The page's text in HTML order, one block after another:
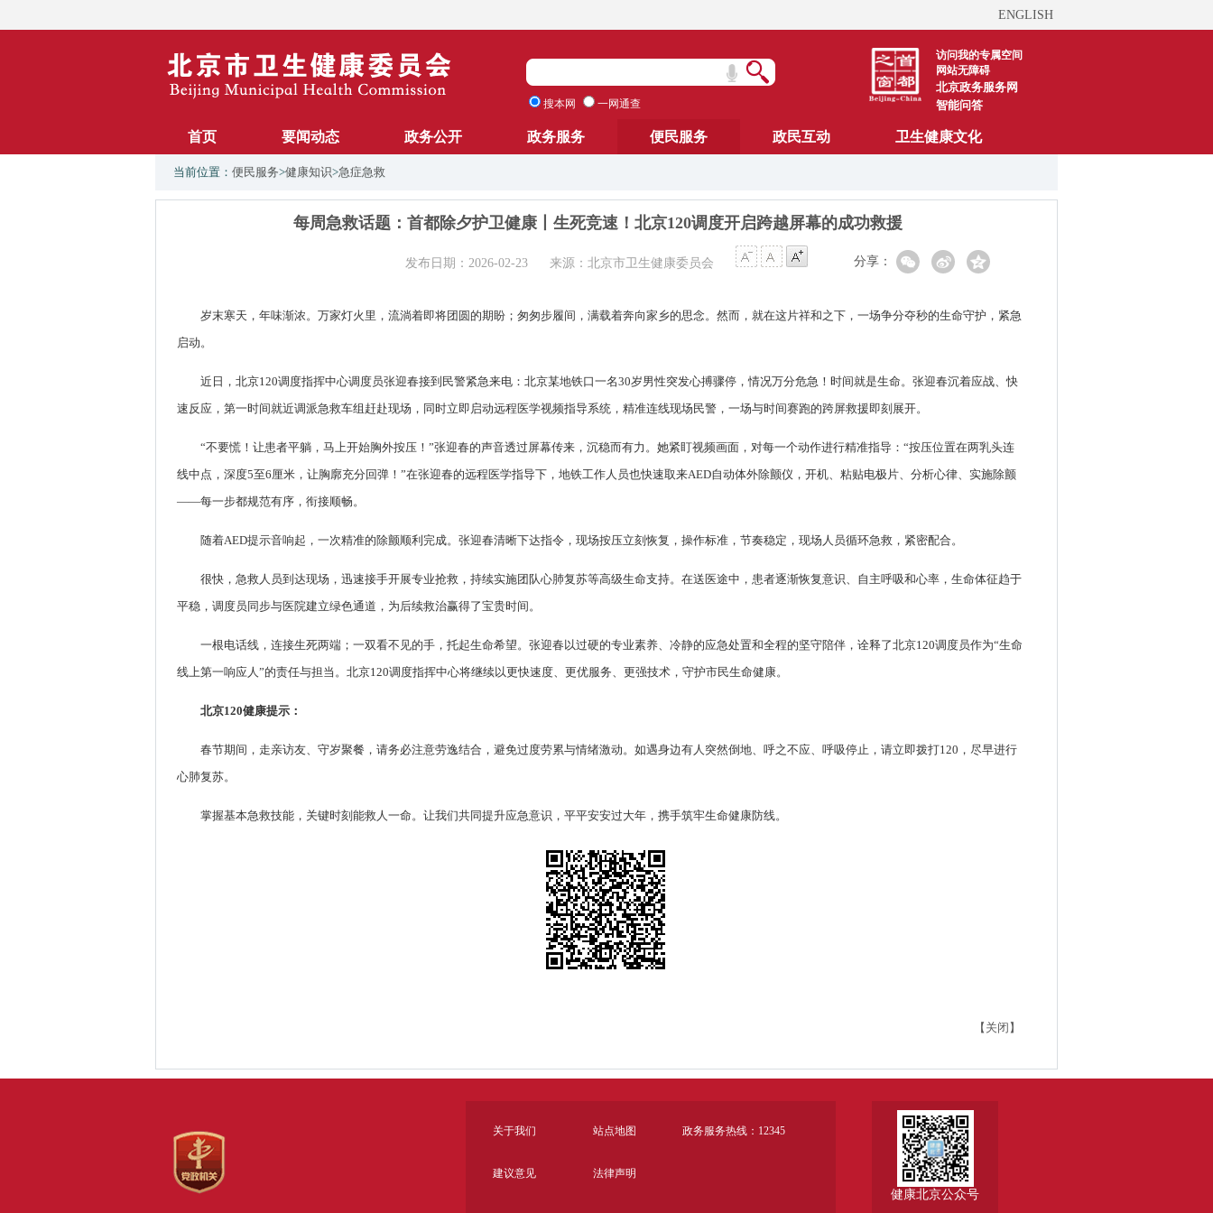
ENGLISH
访问我的专属空间
网站无障碍
北京政务服务网
智能问答
搜本网 一网通查
首页 要闻动态 政务公开 政务服务 便民服务 政民互动 卫生健康文化
当前位置： 便民服务>健康知识>急症急救
每周急救话题：首都除夕护卫健康丨生死竞速！北京120调度开启跨越屏幕的成功救援
发布日期：2026-02-23 来源：北京市卫生健康委员会 分享：
岁末寒天，年味渐浓。万家灯火里，流淌着即将团圆的期盼；匆匆步履间，满载着奔向家乡的思念。然而，就在这片祥和之下，一场争分夺秒的生命守护，紧急
启动。
近日，北京120调度指挥中心调度员张迎春接到民警紧急来电：北京某地铁口一名30岁男性突发心搏骤停，情况万分危急！时间就是生命。张迎春沉着应战、快
速反应，第一时间就近调派急救车组赶赴现场，同时立即启动远程医学视频指导系统，精准连线现场民警，一场与时间赛跑的跨屏救援即刻展开。
“不要慌！让患者平躺，马上开始胸外按压！”张迎春的声音透过屏幕传来，沉稳而有力。她紧盯视频画面，对每一个动作进行精准指导：“按压位置在两乳头连
线中点，深度5至6厘米，让胸廓充分回弹！”在张迎春的远程医学指导下，地铁工作人员也快速取来AED自动体外除颤仪，开机、粘贴电极片、分析心律、实施除颤
——每一步都规范有序，衔接顺畅。
随着AED提示音响起，一次精准的除颤顺利完成。张迎春清晰下达指令，现场按压立刻恢复，操作标准，节奏稳定，现场人员循环急救，紧密配合。
很快，急救人员到达现场，迅速接手开展专业抢救，持续实施团队心肺复苏等高级生命支持。在送医途中，患者逐渐恢复意识、自主呼吸和心率，生命体征趋于
平稳，调度员同步与医院建立绿色通道，为后续救治赢得了宝贵时间。
一根电话线，连接生死两端；一双看不见的手，托起生命希望。张迎春以过硬的专业素养、冷静的应急处置和全程的坚守陪伴，诠释了北京120调度员作为“生命
线上第一响应人”的责任与担当。北京120调度指挥中心将继续以更快速度、更优服务、更强技术，守护市民生命健康。
北京120健康提示：
春节期间，走亲访友、守岁聚餐，请务必注意劳逸结合，避免过度劳累与情绪激动。如遇身边有人突然倒地、呼之不应、呼吸停止，请立即拨打120，尽早进行
心肺复苏。
掌握基本急救技能，关键时刻能救人一命。让我们共同提升应急意识，平平安安过大年，携手筑牢生命健康防线。
【关闭】
关于我们 站点地图 政务服务热线：12345
建议意见 法律声明
健康北京公众号